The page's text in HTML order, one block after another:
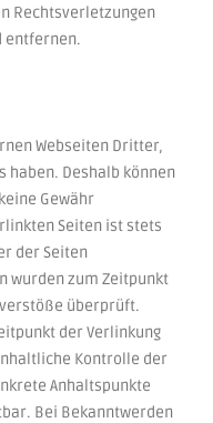
Rechtsverletzungen
entfernen.
Webseiten Dritter,
haben. Deshalb können
Gewähr
Seiten ist stets
der Seiten
wurden zum Zeitpunkt
überprüft.
der Verlinkung
Kontrolle der
Anhaltspunkte
Bei Bekanntwerden